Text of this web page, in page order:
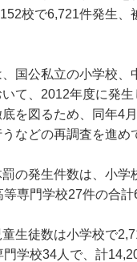
校で6,721件発生
国公私立の小学校、
て、2012年度に発
を図るため、同年4
などの再調査を進め
の発生件数は、小学
専門学校27件の合計
生徒数は小学校で
学校34人で、計